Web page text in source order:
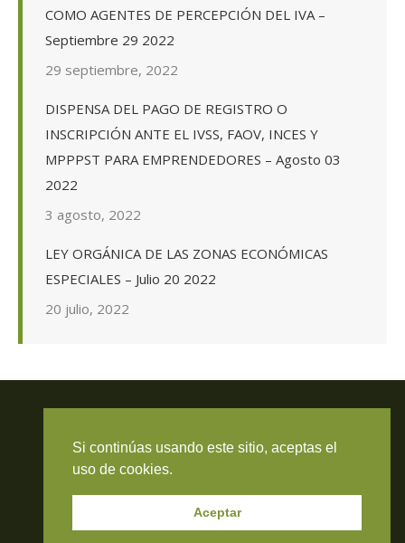
COMO AGENTES DE PERCEPCIÓN DEL IVA –
Septiembre 29 2022
29 septiembre, 2022
DISPENSA DEL PAGO DE REGISTRO O
INSCRIPCIÓN ANTE EL IVSS, FAOV, INCES Y
MPPPST PARA EMPRENDEDORES – Agosto 03
2022
3 agosto, 2022
LEY ORGÁNICA DE LAS ZONAS ECONÓMICAS
ESPECIALES – Julio 20 2022
20 julio, 2022
Travieso Evans Arria & Rengel
Si continúas usando este sitio, aceptas el
uso de cookies.
Aceptar